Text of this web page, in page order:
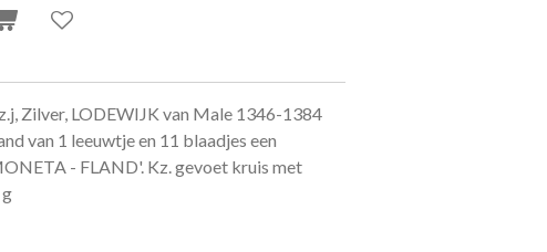
Zilver, LODEWIJK van Male 1346-1384
van 1 leeuwtje en 11 blaadjes een
- FLAND'. Kz. gevoet kruis met